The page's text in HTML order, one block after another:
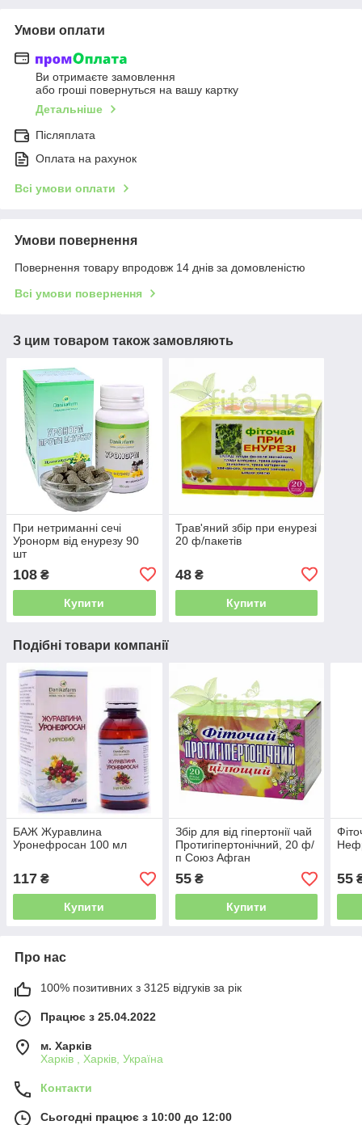
Умови оплати
Ви отримаєте замовлення
або гроші повернуться на вашу картку
Детальніше
Післяплата
Оплата на рахунок
Всі умови оплати
Умови повернення
Повернення товару впродовж 14 днів за домовленістю
Всі умови повернення
З цим товаром також замовляють
При нетриманні сечі
Уронорм від енурезу 90
шт
108 ₴
Купити
Трав'яний збір при енурезі
20 ф/пакетів
48₴
Купити
Подібні товари компанії
БАЖ Журавлина
Уронефросан 100 мл
117 ₴
Купити
Збір для від гіпертонії чай
Протигіпертонічний, 20 ф/
п Союз Афган
55₴
Купити
55
Про нас
100% позитивних з 3125 відгуків за рік
Працює з 25.04.2022
м. Харків
Харків , Харків, Україна
Контакти
Сьогодні працює з 10:00 до 12:00